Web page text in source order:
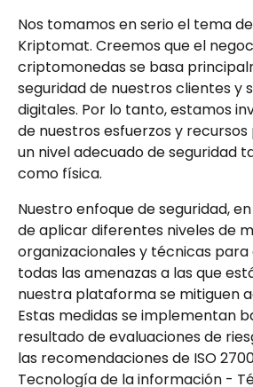
Nos tomamos en serio el tema
Kriptomat. Creemos que el
criptomonedas se basa
seguridad de nuestros clientes y
digitales. Por lo tanto, estamos
de nuestros esfuerzos y
un nivel adecuado de seguridad
como física.
Nuestro enfoque de seguridad,
de aplicar diferentes niveles de
organizacionales y técnicas
todas las amenazas a las que
nuestra plataforma se mitiguen
Estas medidas se implementan
resultado de evaluaciones de
las recomendaciones de ISO
Tecnología de la información -